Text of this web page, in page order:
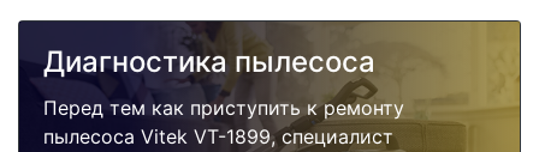
Диагностика пылесоса
Перед тем как приступить к ремонту
пылесоса Vitek VT-1899, специалист